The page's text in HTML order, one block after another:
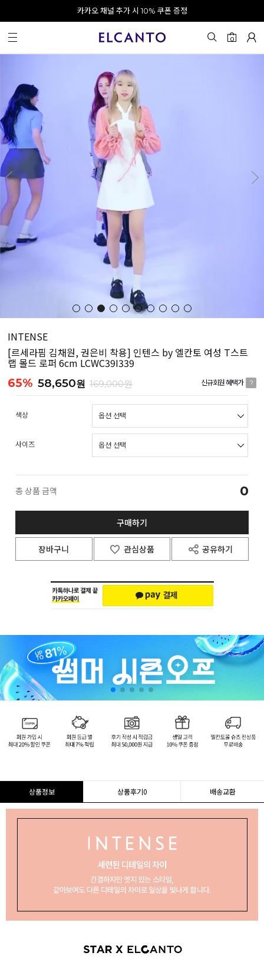
오전 10시 이전 결제 완료 시 오늘 출발!
회원가입 시 최대 20% 쿠폰 지급
카카오 채널 추가 시 10% 쿠폰 증정
0
INTENSE
[르세라핌 김채원, 권은비 착용] 인텐스 by 엘칸토 여성 T스트
랩 몰드 로퍼 6cm LCWC39I339
65% 58,650원 169,000원 신규회원 혜택가 ?
색상
사이즈
총 상품 금액 0
구매하기
장바구니 관심상품 공유하기
상품정보 상품후기0 배송교환